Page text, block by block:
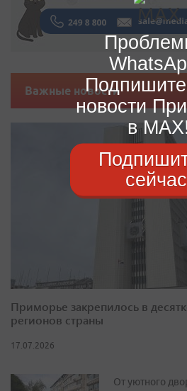
Важные новости
Приморье закрепилось в
регионов страны
17.07.2026
От уютного
новости
в MAX!